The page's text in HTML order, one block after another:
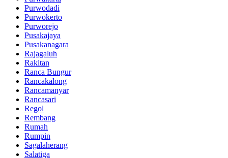
Purwodadi
Purwokerto
Purworejo
Pusakajaya
Pusakanagara
Rajagaluh
Rakitan
Ranca Bungur
Rancakalong
Rancamanyar
Rancasari
Regol
Rembang
Rumah
Rumpin
Sagalaherang
Salatiga